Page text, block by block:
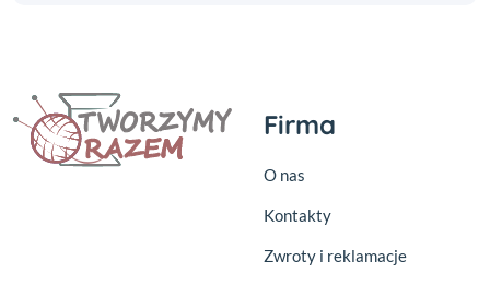
Firma
O nas
Kontakty
Zwroty i reklamacje